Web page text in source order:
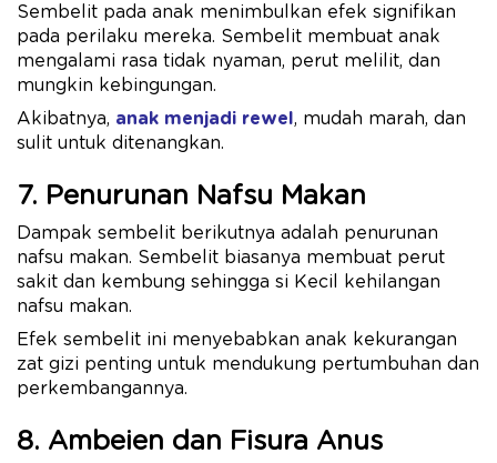
Sembelit pada anak menimbulkan efek signifikan
pada perilaku mereka. Sembelit membuat anak
mengalami rasa tidak nyaman, perut melilit, dan
mungkin kebingungan.
Akibatnya, anak menjadi rewel, mudah marah, dan
sulit untuk ditenangkan.
7. Penurunan Nafsu Makan
Dampak sembelit berikutnya adalah penurunan
nafsu makan. Sembelit biasanya membuat perut
sakit dan kembung sehingga si Kecil kehilangan
nafsu makan.
Efek sembelit ini menyebabkan anak kekurangan
zat gizi penting untuk mendukung pertumbuhan dan
perkembangannya.
8. Ambeien dan Fisura Anus